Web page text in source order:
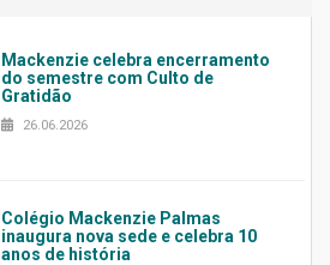
Mackenzie celebra encerramento
do semestre com Culto de
Gratidão
26.06.2026
Colégio Mackenzie Palmas
inaugura nova sede e celebra 10
anos de história